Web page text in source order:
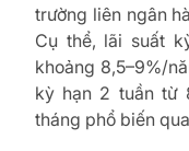
trường liên ngân
Cụ thể, lãi suất
khoảng 8,5–9%/
kỳ hạn 2 tuần từ
tháng phổ biến